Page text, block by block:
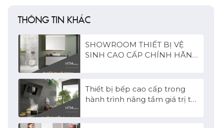
THÔNG TIN KHÁC
SHOWROOM THIẾT BỊ VỆ
SINH CAO CẤP CHÍNH HÃNG
Thiết bị bếp cao cấp trong
hành trình nâng tầm giá trị từ